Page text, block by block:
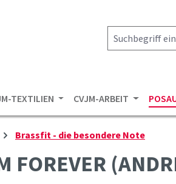
TEXTILIEN CVJM-ARBEIT
Brassfit - die besondere Note
FOREVER